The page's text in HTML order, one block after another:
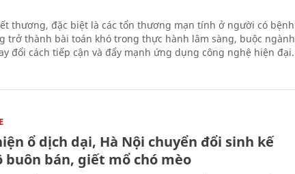
thương, đặc biệt là các tổn thương mạn tính ở người có bệnh
trở thành bài toán khó trong thực hành lâm sàng, buộc ngành
đổi cách tiếp cận và đẩy mạnh ứng dụng công nghệ hiện đại.
ổ dịch dại, Hà Nội chuyển đổi sinh kế
buôn bán, giết mổ chó mèo